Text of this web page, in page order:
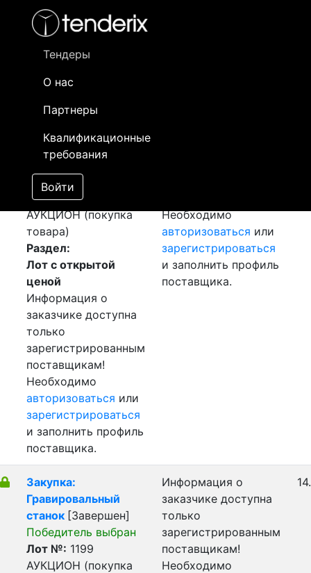
Тендеры
О нас
Партнеры
Квалификационные
требования
Войти
- активный лот
- сохраненный лот (не опубликован)
Закупка: Шина
Алюминиевая
[Завершен]
Победитель выбран
Лот №:1200
АУКЦИОН (покупка
товара)
Раздел:
Лот с открытой
ценой
Информация о
заказчике доступна
только
зарегистрированным
поставщикам!
Необходимо
авторизоваться или
зарегистрироваться
и заполнить профиль
поставщика.
Необходимо
авторизоваться или
зарегистрироваться
и заполнить профиль
поставщика.
Закупка:
Гравировальный
станок [Завершен]
Победитель выбран
Лот №: 1199
АУКЦИОН (покупка
Информация о
заказчике доступна
только
зарегистрированным
поставщикам!
Необходимо